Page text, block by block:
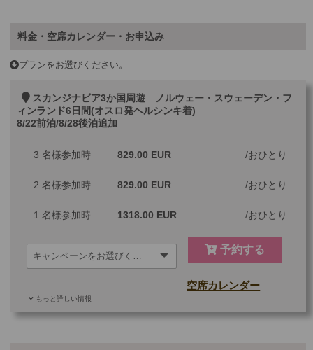
料金・空席カレンダー・お申込み
プランをお選びください。
スカンジナビア3か国周遊 ノルウェー・スウェーデン・フ
ィンランド6日間(オスロ発ヘルシンキ着)
8/22前泊/8/28後泊追加
3 名様参加時 829.00 EUR おひとり
2 名様参加時 829.00 EUR おひとり
1 名様参加時 1318.00 EUR おひとり
予約する
もっと詳しい情報
空席カレンダー